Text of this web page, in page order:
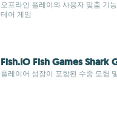
오프라인 플레이와 사용자 맞춤 기
테어 게임
Fish.IO Fish Games Shark
플레이어 성장이 포함된 수중 모험